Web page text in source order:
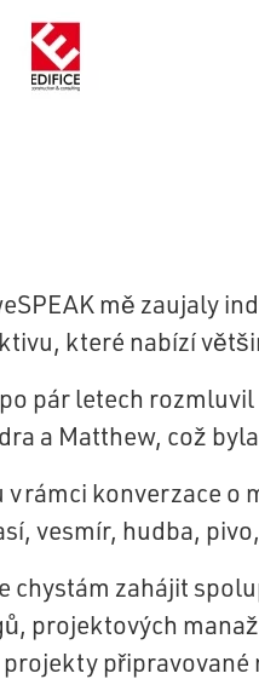
mě zaujaly
které nabízí
pár letech
a Matthew, což
rámci konverzace o
vesmír, hudba,
chystám zahájit
projektových
připravované